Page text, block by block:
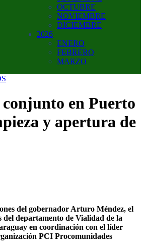
OCTUBRE
NOVIEMBRE
DICIEMBRE
2026
ENERO
FEBRERO
MARZO
en Puerto
y apertura de
del gobernador Arturo Méndez, el
del departamento de Vialidad de la
en coordinación con el líder
PCI Procomunidades